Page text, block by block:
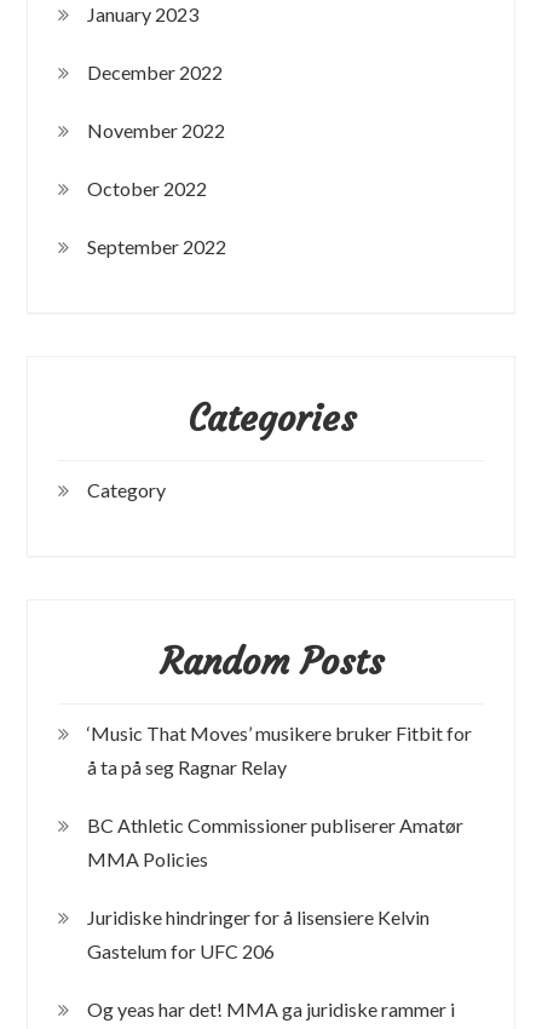
January 2023
December 2022
November 2022
October 2022
September 2022
Categories
Category
Random Posts
‘Music That Moves’ musikere bruker Fitbit for
å ta på seg Ragnar Relay
BC Athletic Commissioner publiserer Amatør
MMA Policies
Juridiske hindringer for å lisensiere Kelvin
Gastelum for UFC 206
Og yeas har det! MMA ga juridiske rammer i